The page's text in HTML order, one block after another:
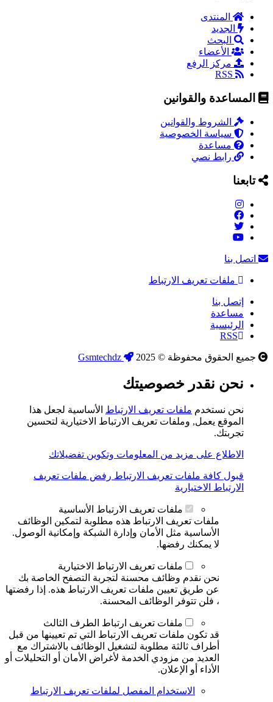
المنتدى
الجديد
البحث
الأعضاء
مركز الرفع
المساعدة والقوانين
الشروط والقوانين
سياسة الخصوصية
مساعدة
رابط نصي
تابعنا
اتصل بنا
ملفات تعريف الارتباط
إتصل بنا
مساعدة
الرئيسية
RSS
جميع الحقوق محفوظة © 2025
نحن نقدر خصوصيتك
نحن نستخدم ملفات تعريف الارتباط الأساسية لجعل هذا
الموقع يعمل, وملفات تعريف الارتباط الاختيارية لتحسين
تجربتك.
الاطلاع على مزيد من المعلومات وتكوين تفضيلاتك
قبول كافة ملفات تعريف الارتباط رفض ملفات تعريف
الارتباط الاختيارية
ملفات تعريف الارتباط الأساسية
ملفات تعريف الارتباط هذه مطلوبة لتمكين الوظائف
الأساسية مثل الأمان وإدارة الشبكة وإمكانية الوصول.
لا يمكنك رفضها.
ملفات تعريف الارتباط الاختيارية
نحن نقدم وظائف محسنة لتجربة التصفح الخاصة بك
عن طريق تعيين ملفات تعريف الارتباط هذه. إذا رفضتها
، فلن تتوفر الوظائف المحسنة.
ملفات تعريف ارتباط الطرف الثالث
قد تكون ملفات تعريف الارتباط التي تم تعيينها من قبل
أطراف ثالثة مطلوبة لتشغيل الوظائف بالاشتراك مع
العديد من مزودي الخدمة لأغراض الأمان أو التحليلات أو
الأداء أو الإعلان.
الاستخدام المفصل لملفات تعريف الارتباط